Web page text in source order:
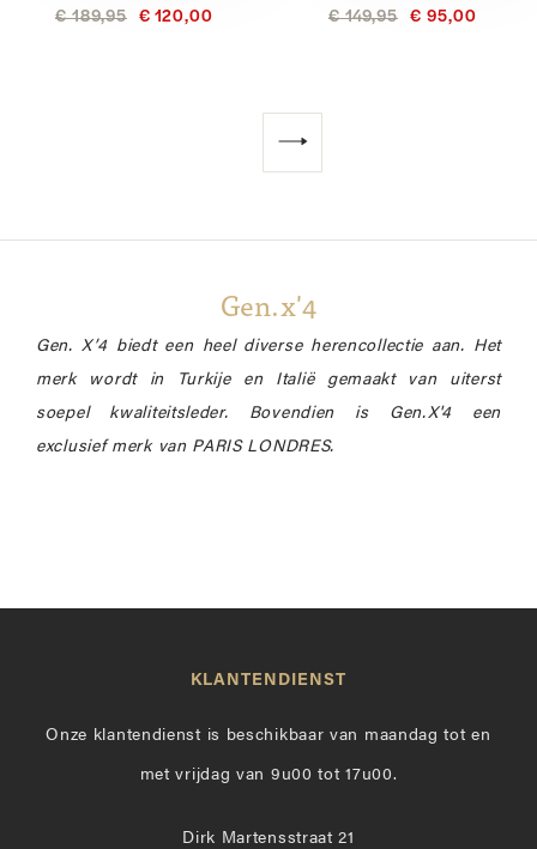
€ 189,95 € 120,00 € 149,95 € 95,00
Gen.x'4
Gen. X’4 biedt een heel diverse herencollectie aan. Het
merk wordt in Turkije en Italië gemaakt van uiterst
soepel kwaliteitsleder. Bovendien is Gen.X'4 een
exclusief merk van PARIS LONDRES.
KLANTENDIENST
Onze klantendienst is beschikbaar van maandag tot en
met vrijdag van 9u00 tot 17u00.
Dirk Martensstraat 21